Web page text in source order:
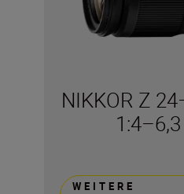
NIKKOR Z
WEITERE